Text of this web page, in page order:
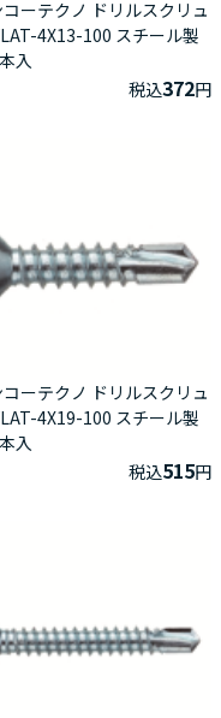
ーテクノ ドリルスクリュ
4X13-100 スチール製
入
税込372円
ーテクノ ドリルスクリュ
4X19-100 スチール製
入
税込515円